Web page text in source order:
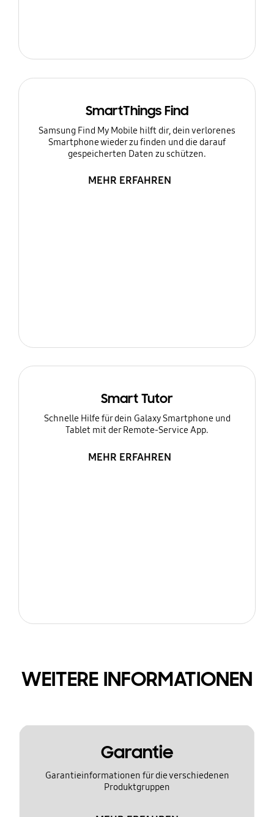
SmartThings Find
Samsung Find My Mobile hilft dir, dein verlorenes
Smartphone wieder zu finden und die darauf
gespeicherten Daten zu schützen.
MEHR ERFAHREN
Smart Tutor
Schnelle Hilfe für dein Galaxy Smartphone und
Tablet mit der Remote-Service App.
MEHR ERFAHREN
WEITERE INFORMATIONEN
Garantie
Garantieinformationen für die verschiedenen
Produktgruppen